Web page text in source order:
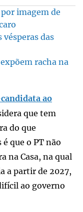
imagem de
das
racha na
ao
que tem
do que
que o PT não
na Casa, na qual
a partir de 2027,
ao governo